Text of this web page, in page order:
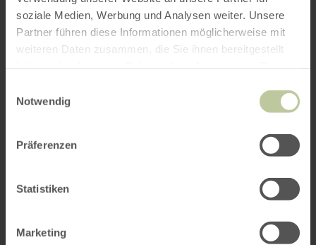
soziale Medien, Werbung und Analysen weiter. Unsere
Partner führen diese Informationen möglicherweise mit
weiteren Daten zusammen, die Sie ihnen bereitgestellt
Notwendig
Präferenzen
Statistiken
Marketing